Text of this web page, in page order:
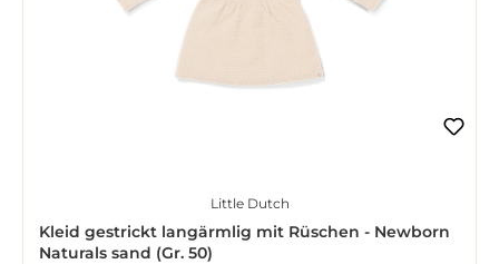
Little Dutch
Kleid gestrickt langärmlig mit Rüschen - Newborn
Naturals sand (Gr. 50)